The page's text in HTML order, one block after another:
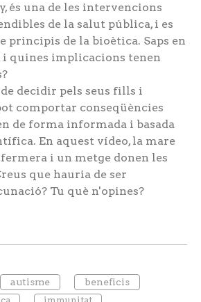
és una de les intervencions
de la salut pública, i es
principis de la bioètica. Saps en
i quines implicacions tenen
decidir pels seus fills i
comportar conseqüències
de forma informada i basada
En aquest vídeo, la mare
i un metge donen les
que hauria de ser
Tu què n'opines?
autisme
beneficis